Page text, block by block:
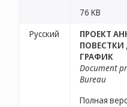
76 KB
Русский
ПРОЕКТ
ГРАФИК
Document
Bureau
Полная